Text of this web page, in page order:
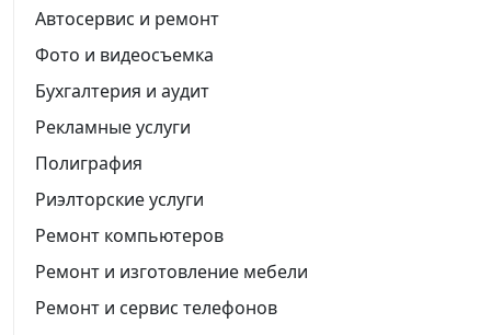
Автосервис и ремонт
Фото и видеосъемка
Бухгалтерия и аудит
Рекламные услуги
Полиграфия
Риэлторские услуги
Ремонт компьютеров
Ремонт и изготовление мебели
Ремонт и сервис телефонов